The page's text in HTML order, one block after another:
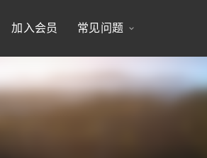
加入会员 常见问题